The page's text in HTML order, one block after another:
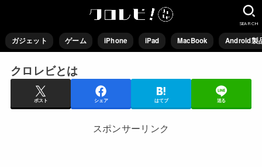
ガジェット ゲーム iPhone iPad MacBook Android製
SEARCH
クロレビとは
ポスト シェア はてブ 送る
スポンサーリンク